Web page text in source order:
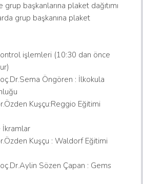
başkanlarına plaket dağıtımı
grup başkanına plaket
işlemleri (10:30 dan önce
Öngören : İlkokula
Kuşçu:Reggio Eğitimi
Kuşçu : Waldorf Eğitimi
Sözen Çapan : Gems